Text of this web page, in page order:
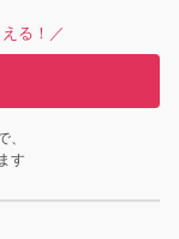
る！／
、
す